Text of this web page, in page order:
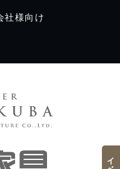
社様向け